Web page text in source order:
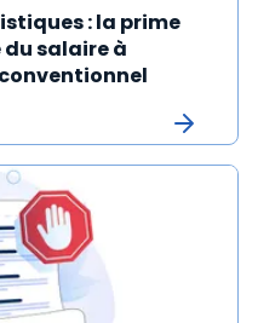
: la prime
du salaire à